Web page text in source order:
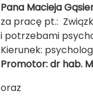
Pana Macieja
za pracę pt.:
i potrzebami
Kierunek:
Promotor: dr hab.
oraz